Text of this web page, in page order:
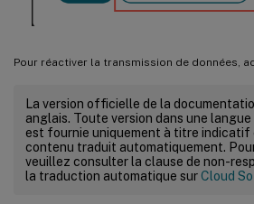
Pour réactiver la transmission de données,
La version officielle de la
anglais. Toute version dans une langue
est fournie uniquement à titre indicatif
contenu traduit automatiquement.
veuillez consulter la clause de non-
la traduction automatique surCloud